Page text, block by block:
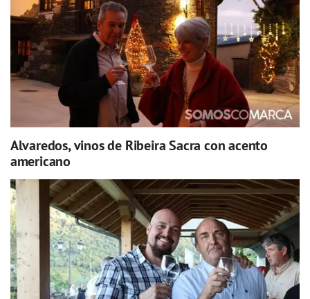
Alvaredos, vinos de Ribeira Sacra con acento
americano